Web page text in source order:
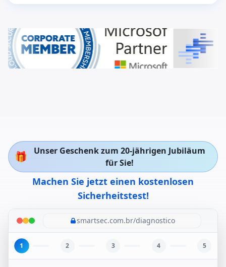
🎁
Unser Geschenk zum 20-jährigen Jubiläum
für Sie!
Machen Sie jetzt einen kostenlosen
Sicherheitstest!
smartsec.com.br/diagnostico
1 2 3 4 5